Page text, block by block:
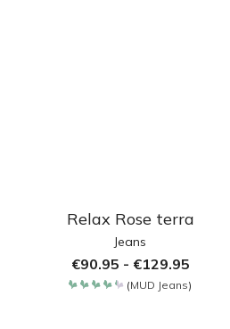
Relax Rose terra
Jeans
€90.95 - €129.95
(MUD Jeans)